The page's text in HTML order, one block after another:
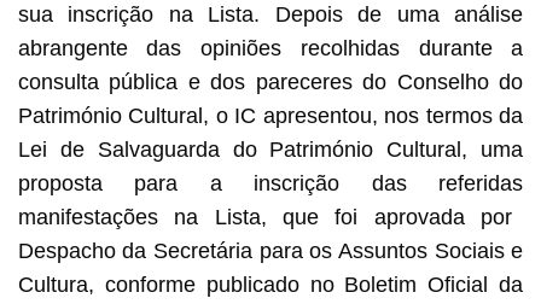
sua inscrição na Lista. Depois de uma análise
abrangente das opiniões recolhidas durante a
consulta pública e dos pareceres do Conselho do
Património Cultural, o IC apresentou, nos termos da
Lei de Salvaguarda do Património Cultural, uma
proposta para a inscrição das referidas
manifestações na Lista, que foi aprovada por
Despacho da Secretária para os Assuntos Sociais e
Cultura, conforme publicado no Boletim Oficial da